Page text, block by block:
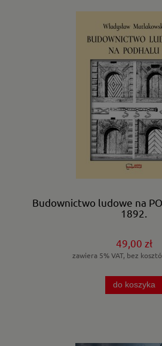
Budownictwo ludowe na
1892.
49,00 zł
zawiera 5% VAT, bez
do koszyka